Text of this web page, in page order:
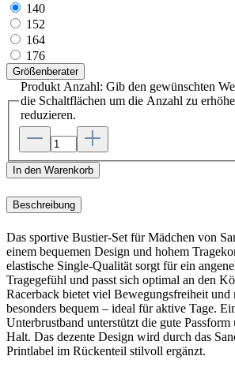
140
152
164
176
Größenberater
Produkt Anzahl: Gib den gewünschten
die Schaltflächen um die Anzahl zu
reduzieren.
In den Warenkorb
Beschreibung
Das sportive Bustier-Set für Mädchen von
einem bequemen Design und hohem
elastische Single-Qualität sorgt für ein
Tragegefühl und passt sich optimal an den
Racerback bietet viel Bewegungsfreiheit und
besonders bequem – ideal für aktive Tage.
Unterbrustband unterstützt die gute
Halt. Das dezente Design wird durch das
Printlabel im Rückenteil stilvoll ergänzt.